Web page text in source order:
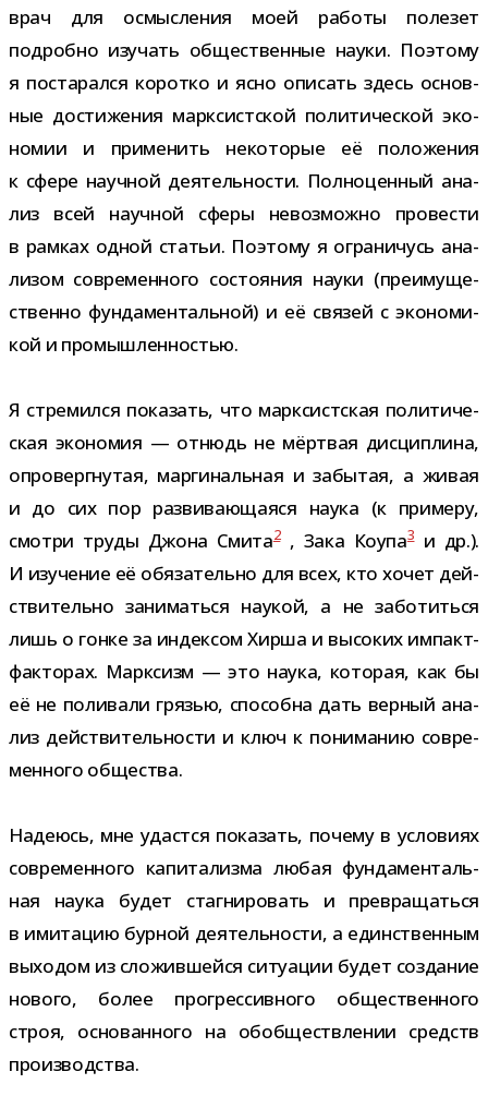
врач для осмыс­ле­ния моей работы поле­зет
подробно изу­чать обще­ствен­ные науки. Поэтому
я поста­рался коротко и ясно опи­сать здесь основ­
ные дости­же­ния марк­сист­ской поли­ти­че­ской эко­
но­мии и при­ме­нить неко­то­рые её поло­же­ния
к сфере науч­ной дея­тель­но­сти. Полноценный ана­
лиз всей науч­ной сферы невоз­можно про­ве­сти
в рам­ках одной ста­тьи. Поэтому я огра­ни­чусь ана­
ли­зом совре­мен­ного состо­я­ния науки (пре­иму­ще­
ственно фун­да­мен­таль­ной) и её свя­зей с эко­но­ми­
кой и промышленностью.
Я стре­мился пока­зать, что марк­сист­ская поли­ти­че­
ская эко­но­мия — отнюдь не мёрт­вая дис­ци­плина,
опро­верг­ну­тая, мар­ги­наль­ная и забы­тая, а живая
и до сих пор раз­ви­ва­ю­ща­яся наука (к при­меру,
смотри труды Джона Смита2, Зака Коупа3и др.).
И изу­че­ние её обя­за­тельно для всех, кто хочет дей­
стви­тельно зани­маться нау­кой, а не забо­титься
лишь о гонке за индек­сом Хирша и высо­ких импакт-​
факторах. Марксизм — это наука, кото­рая, как бы
её не поли­вали гря­зью, спо­собна дать вер­ный ана­
лиз дей­стви­тель­но­сти и ключ к пони­ма­нию совре­
мен­ного общества.
Надеюсь, мне удастся пока­зать, почему в усло­виях
совре­мен­ного капи­та­лизма любая фун­да­мен­таль­
ная наука будет стагни­ро­вать и пре­вра­щаться
в ими­та­цию бур­ной дея­тель­но­сти, а един­ствен­ным
выхо­дом из сло­жив­шейся ситу­а­ции будет созда­ние
нового, более про­грес­сив­ного обще­ствен­ного
строя, осно­ван­ного на обоб­ществ­ле­нии средств
производства.